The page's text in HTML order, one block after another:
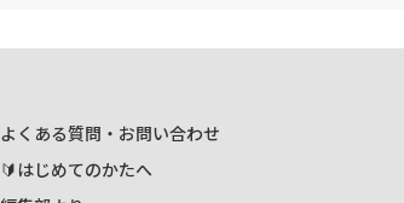
よくある質問・お問い合わせ
🔰はじめてのかたへ